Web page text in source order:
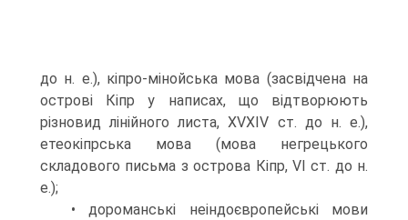
до н. е.), кіпро-мінойська мова (засвідчена на
острові Кіпр у написах, що відтворюють
різновид лінійного листа, XV­XIV ст. до н. е.),
етеокіпрська мова (мова негрецького
складового письма з острова Кіпр, VI ст. до н.
е.);
• дороманські неіндоєвропейські мови